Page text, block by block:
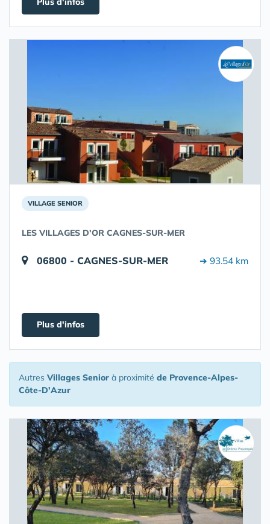
VILLAGE SENIOR
LES VILLAGES D'OR CAGNES-SUR-MER
06800 - CAGNES-SUR-MER ➔ 93.54 km
Plus d'infos
Autres Villages Senior à proximité de Provence-Alpes-
Côte-D'Azur